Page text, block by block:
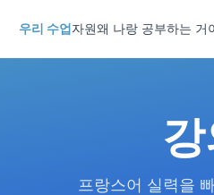
우리 수업자원왜 나랑 공부하는 거
프랑스어 실력을